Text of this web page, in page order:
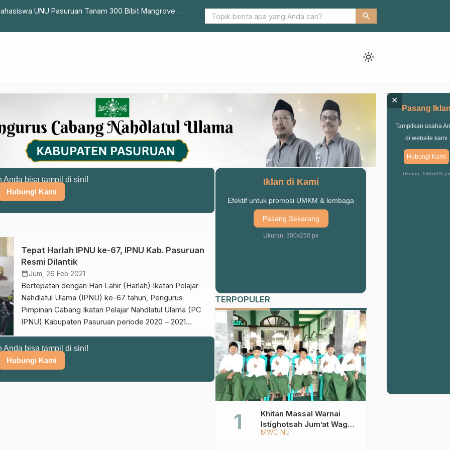
UNU Pasuruan Tanam 300 Bibit Mangrove di
Manfaatkan Limbah Plastik, Fatayat NU Pohjentrek Gelar Pelatihan
search
light_mode
Anda bisa tampil di sini!
Hubungi Kami
Tepat Harlah IPNU ke-67, IPNU Kab. Pasuruan
Resmi Dilantik
calendar_monthJum, 26 Feb 2021
Bertepatan dengan Hari Lahir (Harlah) Ikatan Pelajar
Nahdlatul Ulama (IPNU) ke-67 tahun, Pengurus
Pimpinan Cabang Ikatan Pelajar Nahdlatul Ulama (PC
IPNU) Kabupaten Pasuruan periode 2020 – 2021
menjalankan disiplin protokol kesehatan Covid-19,
pelantikan yang digelar di Aula KH. A. Jufri Graha
PCNU Kabupaten Pasuruan dipimpin langsung oleh
Ketua PW […]
Anda bisa tampil di sini!
Hubungi Kami
Iklan di Kami
Efektif untuk promosi UMKM & lembaga
Pasang Sekarang
Ukuran: 300x250 px
TERPOPULER
MWC NU
Khitan Massal Warnai
Istighotsah Jum’at Wage
MWCNU Sukorejo
Pasang
Tampilkan usaha
di website kami
Hubungi Kami
Ukuran: 160x600 px
×